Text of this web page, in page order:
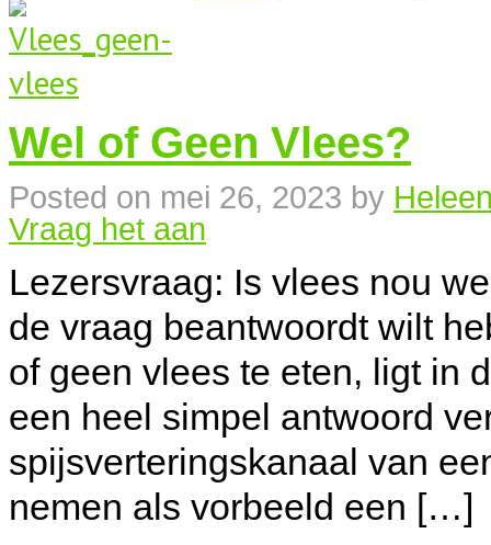
Wel of Geen Vlees?
Posted on mei 26, 2023 by
Vraag het aan
Lezersvraag: Is vlees nou
de vraag beantwoordt wilt
of geen vlees te eten, ligt in
een heel simpel antwoord
spijsverteringskanaal van
nemen als vorbeeld een […]